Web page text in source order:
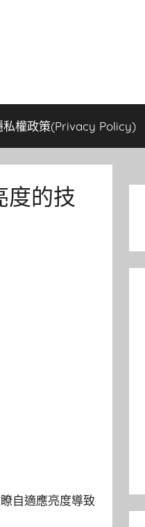
私權政策(Privacy Policy)
度的技
自適應亮度導致